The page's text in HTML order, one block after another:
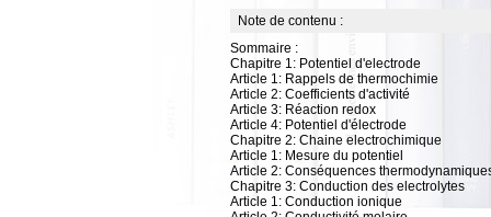
Note de contenu :
Sommaire :
Chapitre 1: Potentiel d'electrode
Article 1: Rappels de thermochimie
Article 2: Coefficients d'activité
Article 3: Réaction redox
Article 4: Potentiel d'électrode
Chapitre 2: Chaine electrochimique
Article 1: Mesure du potentiel
Article 2: Conséquences
Chapitre 3: Conduction des electrolytes
Article 1: Conduction ionique